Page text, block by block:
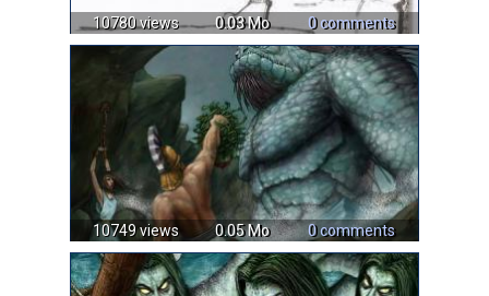
10780 views 0.03 Mo 0 comments
10749 views 0.05 Mo 0 comments